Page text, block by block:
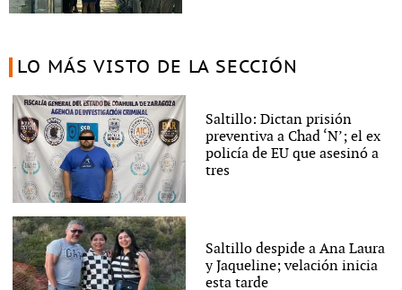
LO MÁS VISTO DE LA SECCIÓN
Saltillo: Dictan prisión
preventiva a Chad ‘N’; el ex
policía de EU que asesinó a
tres
Saltillo despide a Ana Laura
y Jaqueline; velación inicia
esta tarde